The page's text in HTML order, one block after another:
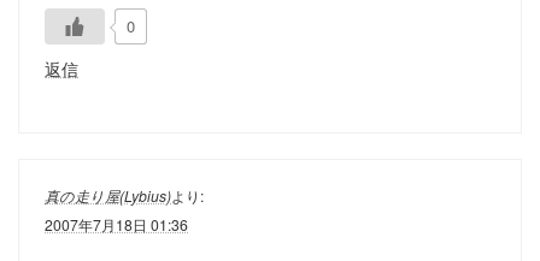
0
返信
真の走り屋(Lybius)より:
2007年7月18日 01:36